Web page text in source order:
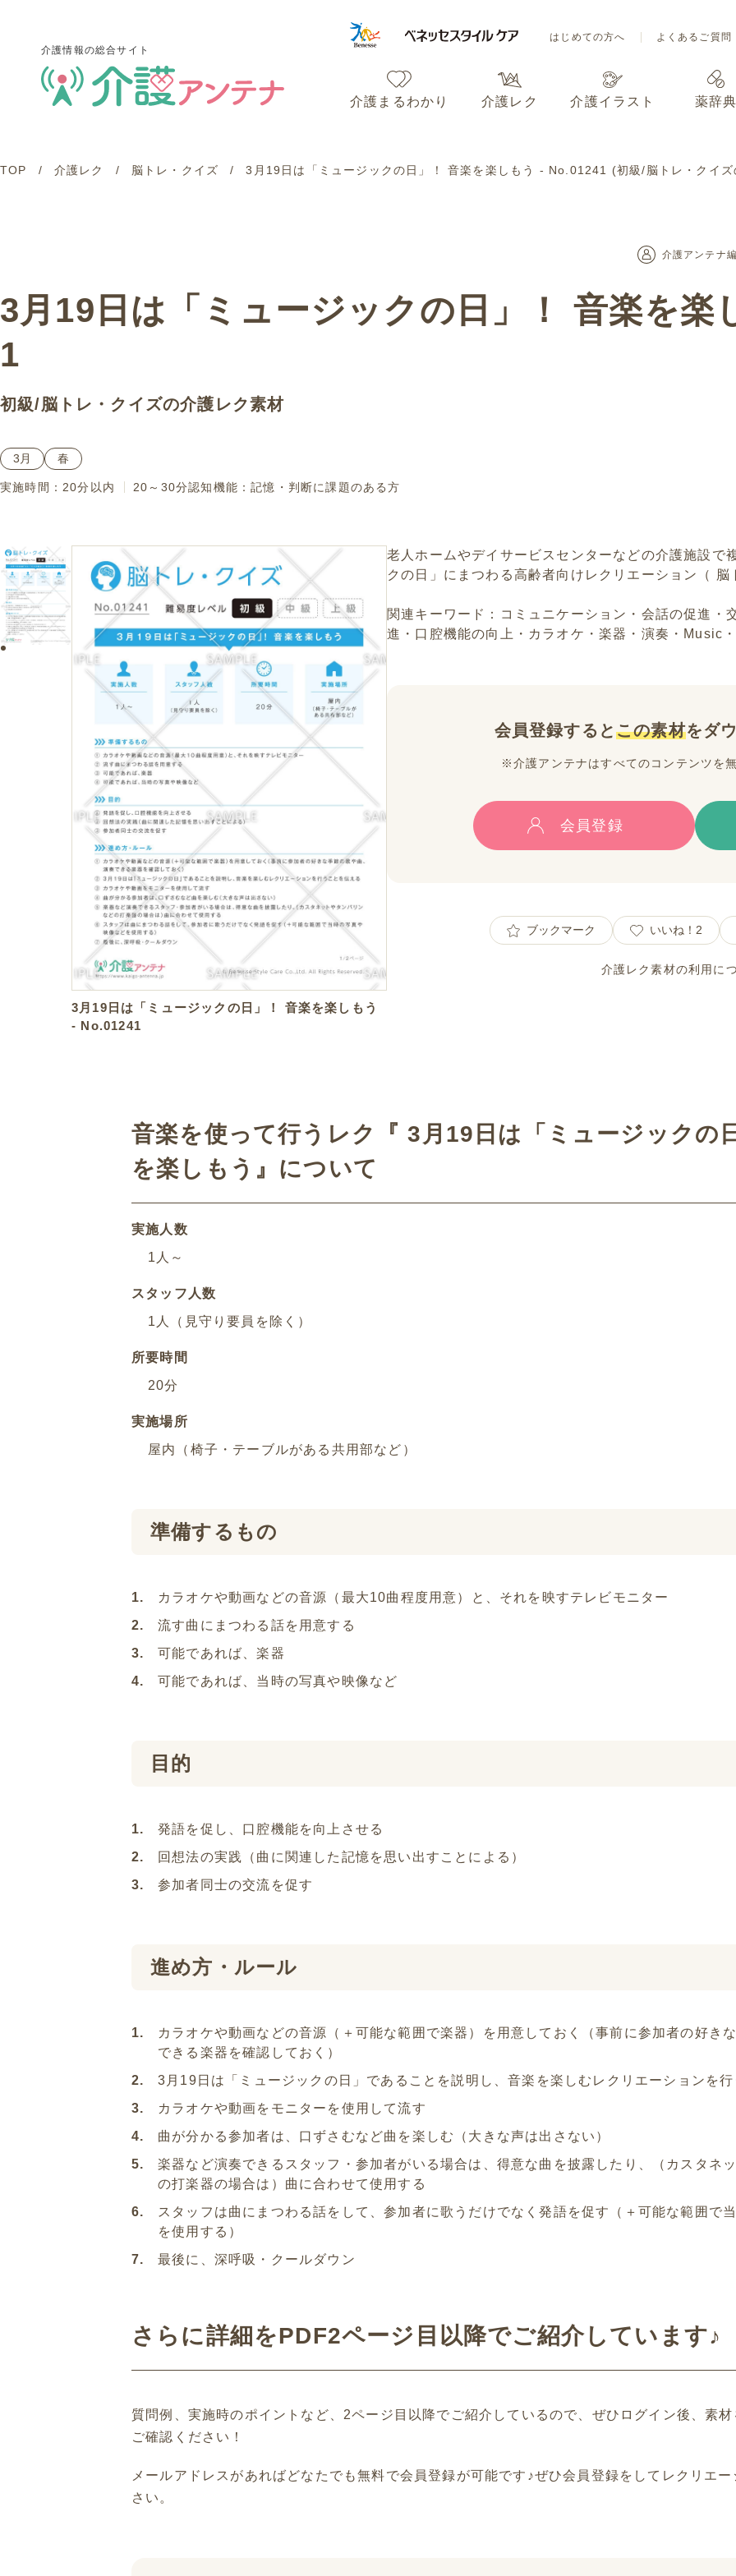
介護情報の総合サイト
はじめての方へ よくあるご質問
介護まるわかり 介護レク 介護イラスト 薬辞典
介護情報の総合サイト
TOP 介護レク 脳トレ・クイズ 3月19日は「ミュージックの日」！ 音楽を楽しもう - No.01241 (初級/脳トレ・クイズ
介護アンテナ
3月19日は「ミュージックの日」！ 音楽を楽
1
初級/脳トレ・クイズの介護レク素材
3月 春
実施時間： 20分以内 20～30分認知機能：記憶・判断に課題のある方
3月19日は「ミュージックの日」！ 音楽を楽しもう
- No.01241
老人ホームやデイサービスセンターなどの介護施設で
クの日」にまつわる高齢者向けレクリエーション（ 脳
関連キーワード：コミュニケーション・会話の促進・
進・口腔機能の向上・カラオケ・楽器・演奏・Music
会員登録するとこの素材をダ
※介護アンテナはすべてのコンテンツを
会員登録
ブックマーク いいね！ 2
介護レク素材の利用に
音楽を使って行うレク『 3月19日は「ミュージックの
を楽しもう』について
実施人数
1人～
スタッフ人数
1人（見守り要員を除く）
所要時間
20分
実施場所
屋内（椅子・テーブルがある共用部など）
準備するもの
カラオケや動画などの音源（最大10曲程度用意）と、それを映すテレビモニター
流す曲にまつわる話を用意する
可能であれば、楽器
可能であれば、当時の写真や映像など
目的
発語を促し、口腔機能を向上させる
回想法の実践（曲に関連した記憶を思い出すことによる）
参加者同士の交流を促す
進め方・ルール
カラオケや動画などの音源（＋可能な範囲で楽器）を用意しておく（事前に参加者の好き
できる楽器を確認しておく）
3月19日は「ミュージックの日」であることを説明し、音楽を楽しむレクリエーションを
カラオケや動画をモニターを使用して流す
曲が分かる参加者は、口ずさむなど曲を楽しむ（大きな声は出さない）
楽器など演奏できるスタッフ・参加者がいる場合は、得意な曲を披露したり、（カスタネ
の打楽器の場合は）曲に合わせて使用する
スタッフは曲にまつわる話をして、参加者に歌うだけでなく発語を促す（＋可能な範囲で
を使用する）
最後に、深呼吸・クールダウン
さらに詳細をPDF2ページ目以降でご紹介しています♪
質問例、実施時のポイントなど、2ページ目以降でご紹介しているので、ぜひログイン後、素
ご確認ください！
メールアドレスがあればどなたでも無料で会員登録が可能です♪ぜひ会員登録をしてレクリエ
さい。